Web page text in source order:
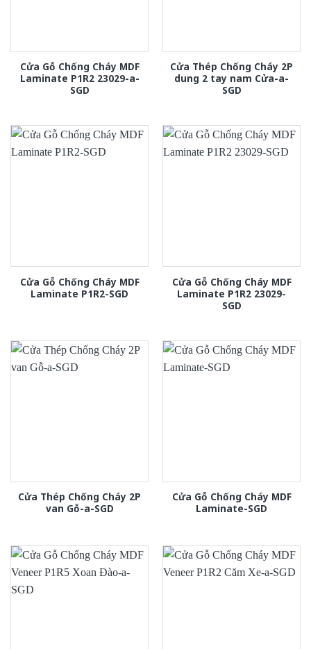
Cửa Gỗ Chống Cháy MDF
Laminate P1R2 23029-a-
SGD
Cửa Thép Chống Cháy 2P
dung 2 tay nam Cửa-a-
SGD
Cửa Gỗ Chống Cháy MDF
Laminate P1R2-SGD
Cửa Gỗ Chống Cháy MDF
Laminate P1R2 23029-
SGD
Cửa Thép Chống Cháy 2P
van Gỗ-a-SGD
Cửa Gỗ Chống Cháy MDF
Laminate-SGD